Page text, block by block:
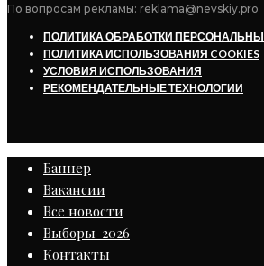
По вопросам рекламы: reklama@nevskiy.pro
ПОЛИТИКА ОБРАБОТКИ
ПОЛИТИКА ИСПОЛЬЗОВАНИЯ COOKIES
УСЛОВИЯ ИСПОЛЬЗОВАНИЯ
РЕКОМЕНДАТЕЛЬНЫЕ ТЕХНОЛОГИИ
Баннер
Вакансии
Все новости
Выборы-2026
Контакты